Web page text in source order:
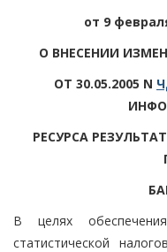
от 9
О ВНЕСЕНИИ
ОТ 30.05.2005 N
РЕСУРСА
В целях
статистической